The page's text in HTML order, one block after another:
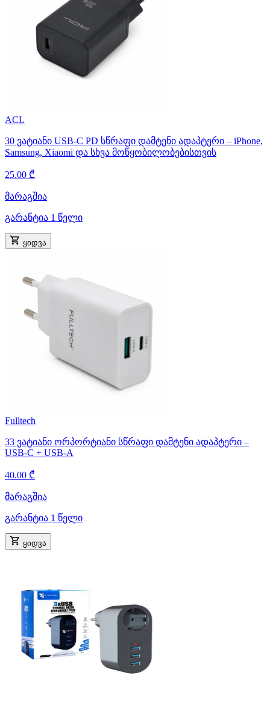
ACL
30 ვატიანი USB-C PD სწრაფი დამტენი ადაპტერი – iPhone,
Samsung, Xiaomi და სხვა მოწყობილობებისთვის
25.00 ₾
მარაგშია
გარანტია 1 წელი
ყიდვა
Fulltech
33 ვატიანი ორპორტიანი სწრაფი დამტენი ადაპტერი –
USB-C + USB-A
40.00 ₾
მარაგშია
გარანტია 1 წელი
ყიდვა